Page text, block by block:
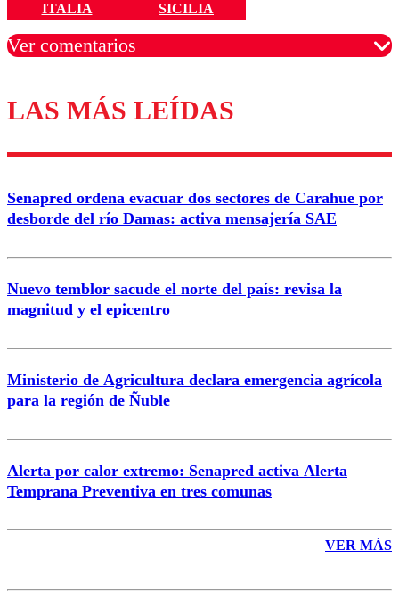
ITALIA SICILIA
Ver comentarios
Los comentarios son moderados para garantizar un
diálogo respetuoso.
Correo
LAS MÁS LEÍDAS
Senapred ordena evacuar dos sectores de Carahue por
desborde del río Damas: activa mensajería SAE
Nuevo temblor sacude el norte del país: revisa la
magnitud y el epicentro
Ministerio de Agricultura declara emergencia agrícola
para la región de Ñuble
Alerta por calor extremo: Senapred activa Alerta
Temprana Preventiva en tres comunas
VER MÁS